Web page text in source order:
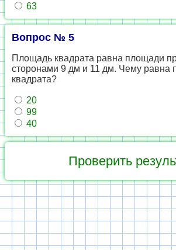
63
Вопрос № 5
Площадь квадрата равна площади
сторонами 9 дм и 11 дм. Чему равна
квадрата?
20
99
40